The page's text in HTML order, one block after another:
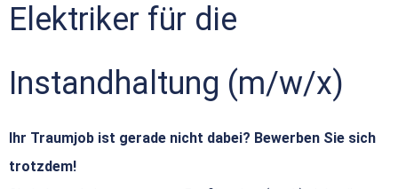
Elektriker für die
Instandhaltung (m/w/x)
Ihr Traumjob ist gerade nicht dabei? Bewerben Sie sich
trotzdem!